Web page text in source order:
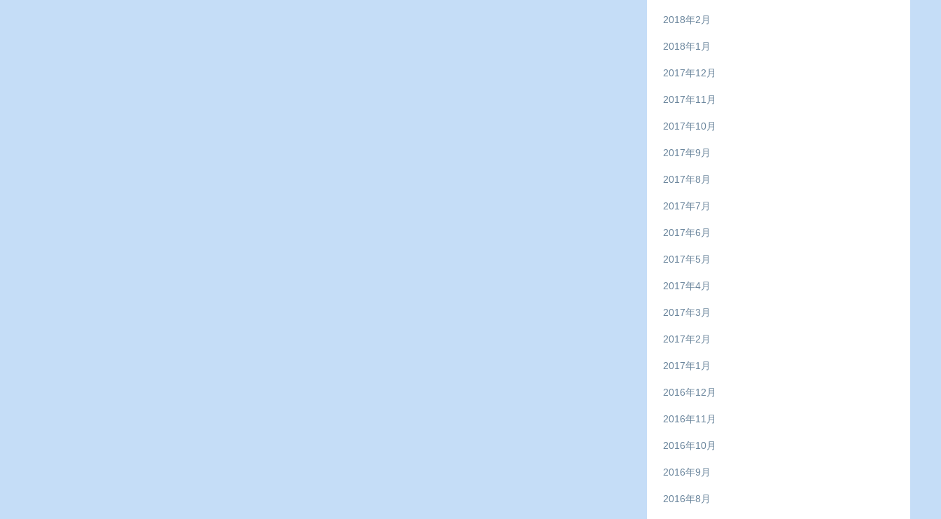
2018年2月
2018年1月
2017年12月
2017年11月
2017年10月
2017年9月
2017年8月
2017年7月
2017年6月
2017年5月
2017年4月
2017年3月
2017年2月
2017年1月
2016年12月
2016年11月
2016年10月
2016年9月
2016年8月